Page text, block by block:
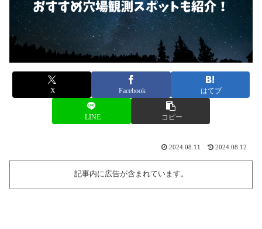
X Facebook はてブ
LINE コピー
2024.08.11 2024.08.12
記事内に広告が含まれています。